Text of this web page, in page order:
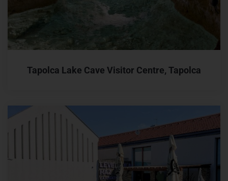
Tapolca Lake Cave Visitor Centre, Tapolca